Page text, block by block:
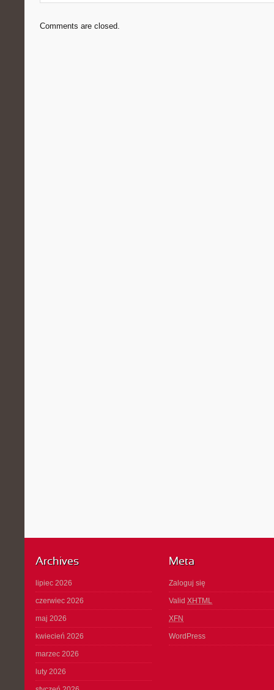
Comments are closed.
Archives
lipiec 2026
czerwiec 2026
maj 2026
kwiecień 2026
marzec 2026
luty 2026
Meta
Zaloguj się
Valid XHTML
XFN
WordPress